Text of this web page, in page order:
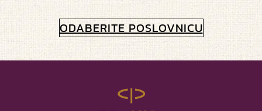
ODABERITE POSLOVNICU